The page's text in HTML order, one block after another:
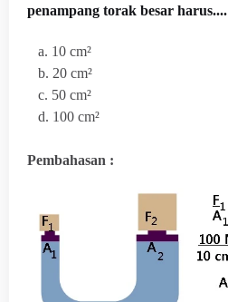
penampang torak besar harus....
a. 10 cm²
b. 20 cm²
c. 50 cm²
d. 100 cm²
Pembahasan :